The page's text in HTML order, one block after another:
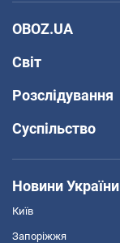
OBOZ.UA
Світ
Розслідування
Суспільство
Новини України
Київ
Запоріжжя